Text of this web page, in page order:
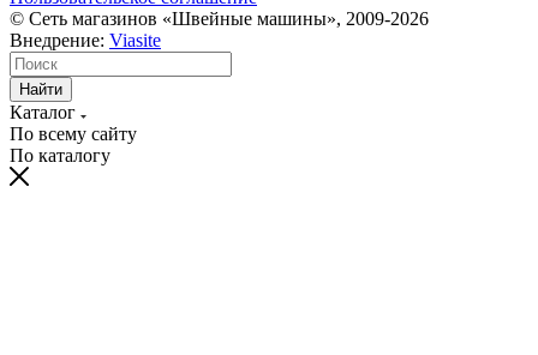
© Сеть магазинов «Швейные машины», 2009-2026
Внедрение: Viasite
Найти
Каталог
По всему сайту
По каталогу